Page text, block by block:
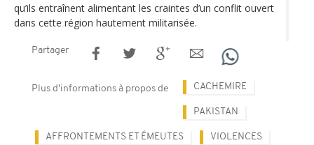
qu’ils entraînent alimentant les craintes d’un conflit ouvert
dans cette région hautement militarisée.
Partager
Plus d'informations à propos de CACHEMIRE
PAKISTAN
AFFRONTEMENTS ET ÉMEUTES VIOLENCES